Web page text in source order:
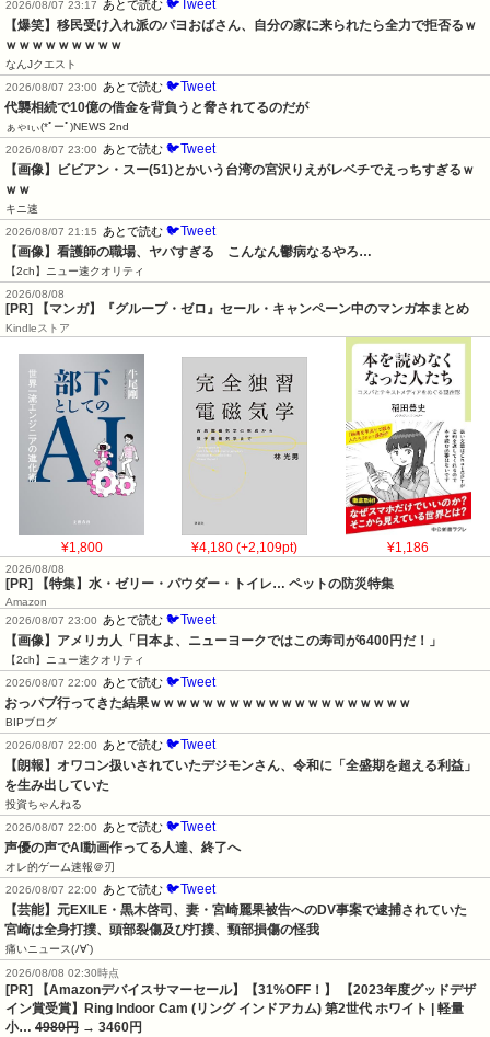
2026/08/07 23:17 あとで読む 🐦Tweet
【爆笑】移民受け入れ派のパヨおばさん、自分の家に来られたら全力で拒否るｗ
ｗｗｗｗｗｗｗｗｗ
なんJクエスト
2026/08/07 23:00
あとで読む 🐦Tweet
代襲相続で10億の借金を背負うと脅されてるのだが
ぁゃιぃ(*ﾟーﾟ)NEWS 2nd
2026/08/07 23:00
あとで読む 🐦Tweet
【画像】ビビアン・スー(51)とかいう台湾の宮沢りえがレベチでえっちすぎるｗ
ｗｗ
キニ速
2026/08/07 21:15
あとで読む 🐦Tweet
【画像】看護師の職場、ヤバすぎる　こんなん鬱病なるやろ…
【2ch】ニュー速クオリティ
2026/08/08
[PR] 【マンガ】『グループ・ゼロ』セール・キャンペーン中のマンガ本まとめ
Kindleストア
¥1,800 ¥4,180 (+2,109pt) ¥1,186
2026/08/08
[PR] 【特集】水・ゼリー・パウダー・トイレ… ペットの防災特集
Amazon
2026/08/07 23:00
あとで読む 🐦Tweet
【画像】アメリカ人「日本よ、ニューヨークではこの寿司が6400円だ！」
【2ch】ニュー速クオリティ
2026/08/07 22:00
あとで読む 🐦Tweet
おっパブ行ってきた結果ｗｗｗｗｗｗｗｗｗｗｗｗｗｗｗｗｗｗｗｗ
BIPブログ
2026/08/07 22:00
あとで読む 🐦Tweet
【朗報】オワコン扱いされていたデジモンさん、令和に「全盛期を超える利益」
を生み出していた
投資ちゃんねる
2026/08/07 22:00
あとで読む 🐦Tweet
声優の声でAI動画作ってる人達、終了へ
オレ的ゲーム速報＠刃
2026/08/07 22:00
あとで読む 🐦Tweet
【芸能】元EXILE・黒木啓司、妻・宮崎麗果被告へのDV事案で逮捕されていた
宮崎は全身打撲、頭部裂傷及び打撲、頸部損傷の怪我
痛いニュース(ﾉ∀`)
2026/08/08 02:30時点
[PR] 【Amazonデバイスサマーセール】【31%OFF！】 【2023年度グッドデザ
イン賞受賞】Ring Indoor Cam (リング インドアカム) 第2世代 ホワイト | 軽量
小… 4980円 → 3460円